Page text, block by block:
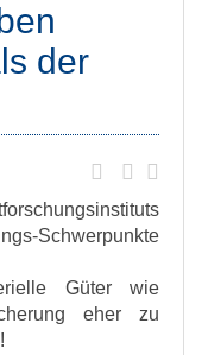
der
Schwerpunkte
Güter wie
eher zu